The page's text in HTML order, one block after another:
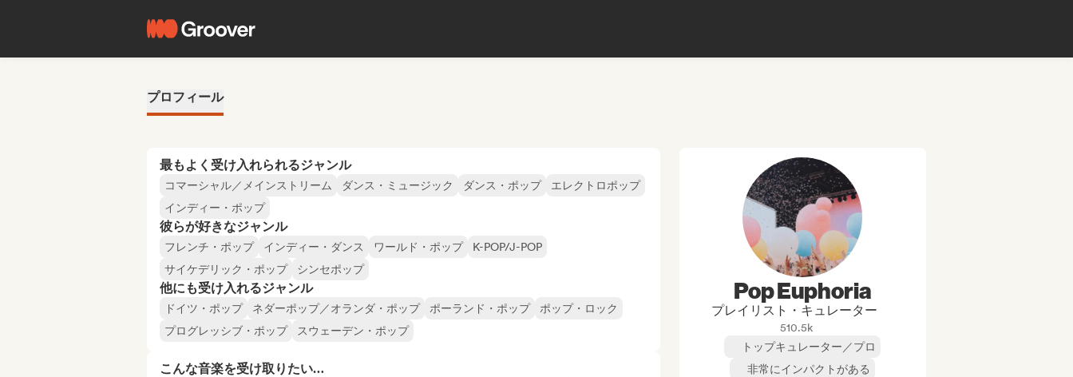
プロフィール
最もよく受け入れられるジャンル
コマーシャル／メインストリーム ダンス・ミュージック ダンス・ポップ
エレクトロポップ
インディー・ポップ
彼らが好きなジャンル
フレンチ・ポップ インディー・ダンス ワールド・ポップ
K-POP/J-POP
サイケデリック・ポップ
シンセポップ
他にも受け入れるジャンル
ドイツ・ポップ ネダーポップ／オランダ・ポップ ポーランド・ポップ
ポップ・ロック
プログレッシブ・ポップ
スウェーデン・ポップ
こんな音楽を受け取りたい…
Pop Euphoria
プレイリスト・キュレーター
510.5k
トップキュレーター／プロ
非常にインパクトがある